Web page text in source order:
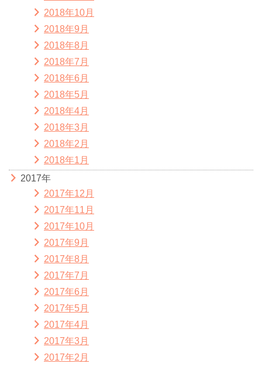
2018年10月
2018年9月
2018年8月
2018年7月
2018年6月
2018年5月
2018年4月
2018年3月
2018年2月
2018年1月
2017年
2017年12月
2017年11月
2017年10月
2017年9月
2017年8月
2017年7月
2017年6月
2017年5月
2017年4月
2017年3月
2017年2月